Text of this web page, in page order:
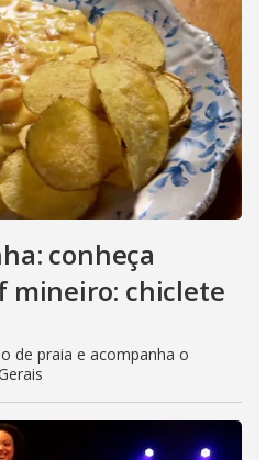
conheça
mineiro: chiclete
de praia e acompanha o